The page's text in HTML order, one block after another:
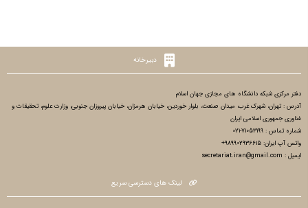
دبیرخانه
دفتر مرکزی شبکه دانشگاه های مجازی جهان اسلام
آدرس : تهران، شهرک غرب، میدان صنعت، بلوار خوردین، خیابان هرمزان، خیابان پیروزان جنوبی، وزارت علوم، تحقیقات و
فناوری جمهوری اسلامی ایران
شماره تماس : 71053199-021
واتس آپ ایران: 989902936615+
ایمیل : secretariat.iran@gmail.com
لینک های دسترسی سریع